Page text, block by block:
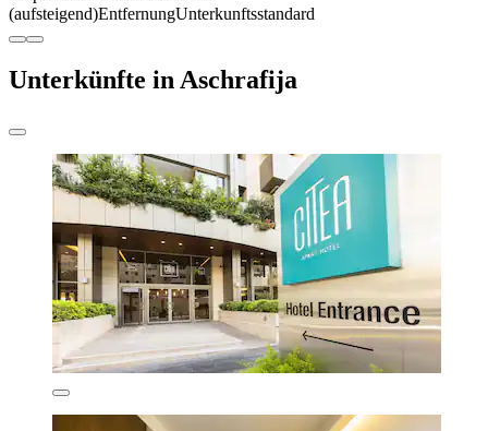
(aufsteigend)EntfernungUnterkunftsstandard
Unterkünfte in Aschrafija